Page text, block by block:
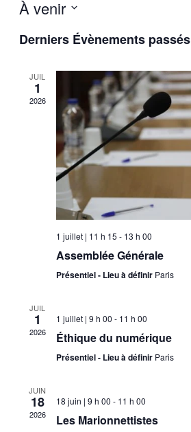
À venir
une
Derniers Évènements passés
JUIL
1
2026
1 juillet | 11 h 15 - 13 h 00
Assemblée Générale
Présentiel - Lieu à définir Paris
JUIL
1
2026
1 juillet | 9 h 00 - 11 h 00
Éthique du numérique
Présentiel - Lieu à définir Paris
JUIN
18
2026
18 juin | 9 h 00 - 11 h 00
Les Marionnettistes